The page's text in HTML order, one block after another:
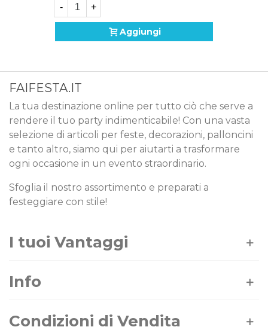
- +
Aggiungi
FAIFESTA.IT
La tua destinazione online per tutto ciò che serve a
rendere il tuo party indimenticabile! Con una vasta
selezione di articoli per feste, decorazioni, palloncini
e tanto altro, siamo qui per aiutarti a trasformare
ogni occasione in un evento straordinario.
Sfoglia il nostro assortimento e preparati a
festeggiare con stile!
I tuoi Vantaggi
Info
Condizioni di Vendita